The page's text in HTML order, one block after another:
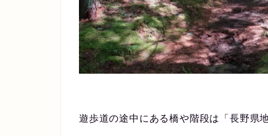
遊歩道の途中にある橋や階段は「長野県